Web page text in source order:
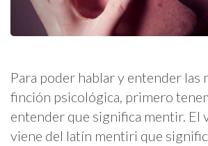
Para poder hablar y entender las
finción psicológica, primero
entender que significa mentir. El
viene del latín mentiri que